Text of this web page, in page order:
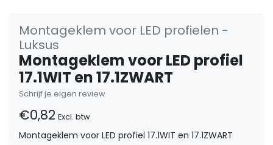
Montageklem voor LED profielen -
Luksus
Montageklem voor LED profiel
17.1WIT en 17.1ZWART
Schrijf je eigen review
€0,82 Excl. btw
Montageklem voor LED profiel 17.1WIT en 17.1ZWART